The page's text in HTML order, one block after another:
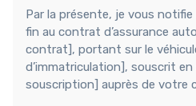
Par la présente, je vous
fin au contrat d’assurance
contrat], portant sur le
d’immatriculation], souscrit
souscription] auprès de votre